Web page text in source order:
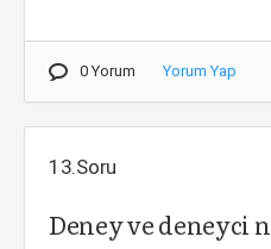
0 Yorum Yorum Yap
13.Soru
Deney ve deneyci